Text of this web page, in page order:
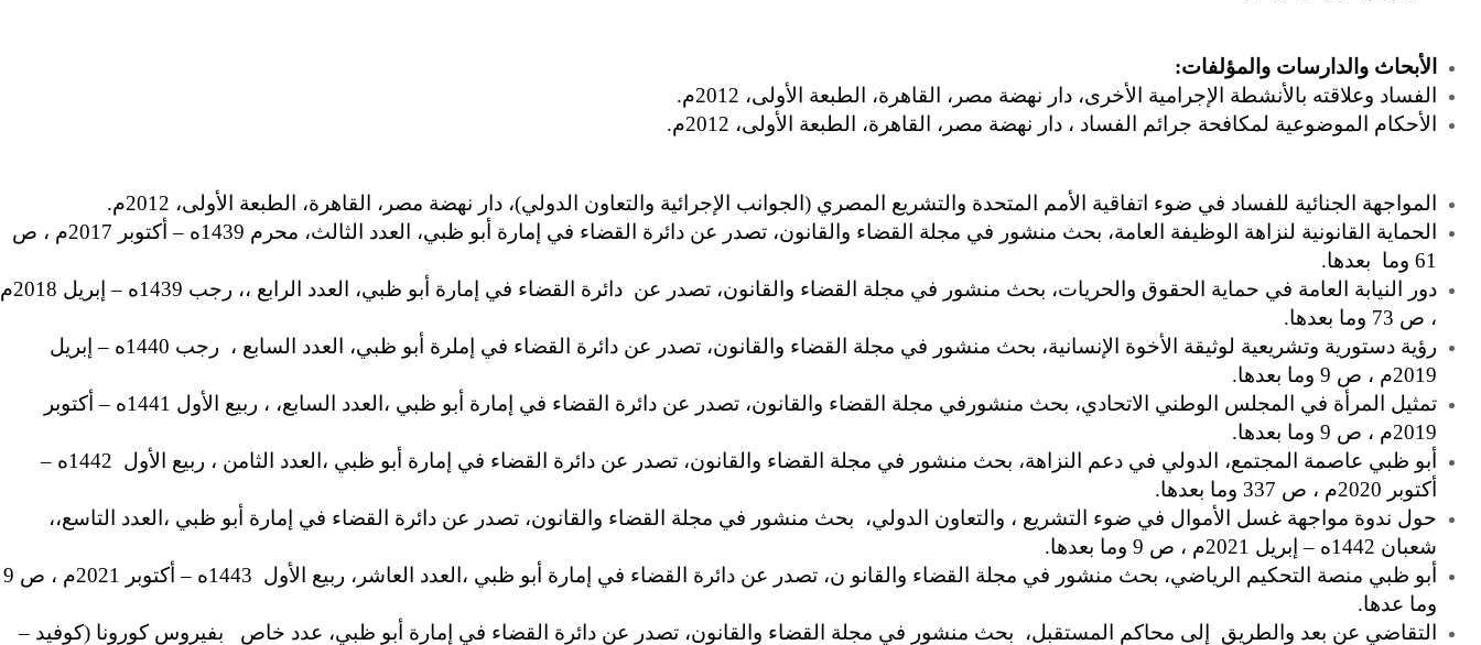
الأبحاث والدارسات والمؤلفات:
الفساد وعلاقته بالأنشطة الإجرامية الأخرى، دار نهضة مصر، القاهرة، الطبعة الأولى، 2012م.
الأحكام الموضوعية لمكافحة جرائم الفساد ، دار نهضة مصر، القاهرة، الطبعة الأولى، 2012م.
المواجهة الجنائية للفساد في ضوء اتفاقية الأمم المتحدة والتشريع المصري (الجوانب الإجرائية والتعاون الدولي)، دار نهضة مصر، القاهرة، الطبعة الأولى، 2012م.
الحماية القانونية لنزاهة الوظيفة العامة، بحث منشور في مجلة القضاء والقانون، تصدر عن دائرة القضاء في إمارة أبو ظبي، العدد الثالث، محرم 1439ه – أكتوبر 2017م ، ص
61 وما بعدها.
دور النيابة العامة في حماية الحقوق والحريات، بحث منشور في مجلة القضاء والقانون، تصدر عن دائرة القضاء في إمارة أبو ظبي، العدد الرابع ،، رجب 1439ه – إبريل 2018م
، ص 73 وما بعدها.
رؤية دستورية وتشريعية لوثيقة الأخوة الإنسانية، بحث منشور في مجلة القضاء والقانون، تصدر عن دائرة القضاء في إملرة أبو ظبي، العدد السابع ، رجب 1440ه – إبريل
2019م ، ص 9 وما بعدها.
تمثيل المرأة في المجلس الوطني الاتحادي، بحث منشورفي مجلة القضاء والقانون، تصدر عن دائرة القضاء في إمارة أبو ظبي ،العدد السابع، ، ربيع الأول 1441ه – أكتوبر
2019م ، ص 9 وما بعدها.
أبو ظبي عاصمة المجتمع، الدولي في دعم النزاهة، بحث منشور في مجلة القضاء والقانون، تصدر عن دائرة القضاء في إمارة أبو ظبي ،العدد الثامن ، ربيع الأول 1442ه –
أكتوبر 2020م ، ص 337 وما بعدها.
حول ندوة مواجهة غسل الأموال في ضوء التشريع ، والتعاون الدولي، بحث منشور في مجلة القضاء والقانون، تصدر عن دائرة القضاء في إمارة أبو ظبي ،العدد التاسع،،
شعبان 1442ه – إبريل 2021م ، ص 9 وما بعدها.
أبو ظبي منصة التحكيم الرياضي، بحث منشور في مجلة القضاء والقانو ن، تصدر عن دائرة القضاء في إمارة أبو ظبي ،العدد العاشر، ربيع الأول 1443ه – أكتوبر 2021م ، ص 9
وما عدها.
التقاضي عن بعد والطريق إلى محاكم المستقبل، بحث منشور في مجلة القضاء والقانون، تصدر عن دائرة القضاء في إمارة أبو ظبي، عدد خاص بفيروس كورونا (كوفيد –